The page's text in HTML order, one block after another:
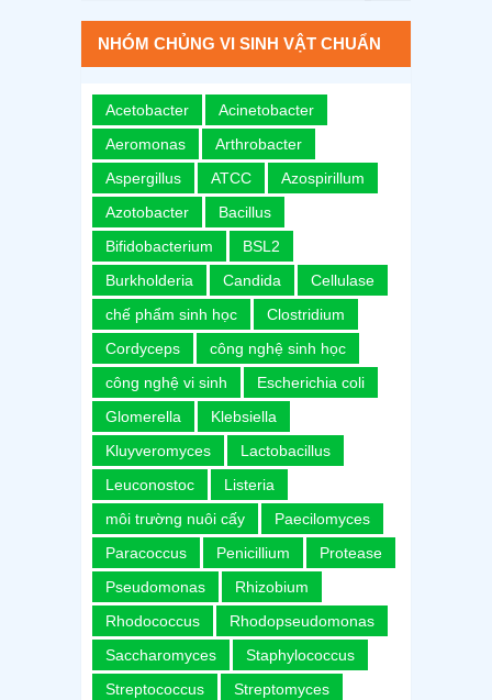
NHÓM CHỦNG VI SINH VẬT CHUẨN
Acetobacter
Acinetobacter
Aeromonas
Arthrobacter
Aspergillus
ATCC
Azospirillum
Azotobacter
Bacillus
Bifidobacterium
BSL2
Burkholderia
Candida
Cellulase
chế phẩm sinh học
Clostridium
Cordyceps
công nghệ sinh học
công nghệ vi sinh
Escherichia coli
Glomerella
Klebsiella
Kluyveromyces
Lactobacillus
Leuconostoc
Listeria
môi trường nuôi cấy
Paecilomyces
Paracoccus
Penicillium
Protease
Pseudomonas
Rhizobium
Rhodococcus
Rhodopseudomonas
Saccharomyces
Staphylococcus
Streptococcus
Streptomyces